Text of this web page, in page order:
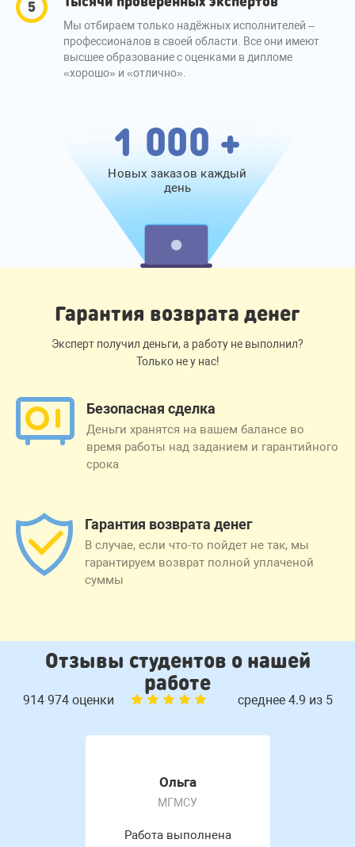
Мы отбираем только надёжных исполнителей –
профессионалов в своей области. Все они имеют
высшее образование с оценками в дипломе
«хорошо» и «отлично».
1 000 +
Новых заказов каждый
день
Гарантия возврата денег
Эксперт получил деньги, а работу не выполнил?
Только не у нас!
Безопасная сделка
Деньги хранятся на вашем балансе во
время работы над заданием и гарантийного
срока
Гарантия возврата денег
В случае, если что-то пойдет не так, мы
гарантируем возврат полной уплаченой
суммы
Отзывы студентов о нашей
работе
914 974 оценки среднее 4.9 из 5
Ольга
МГМСУ
Работа выполнена